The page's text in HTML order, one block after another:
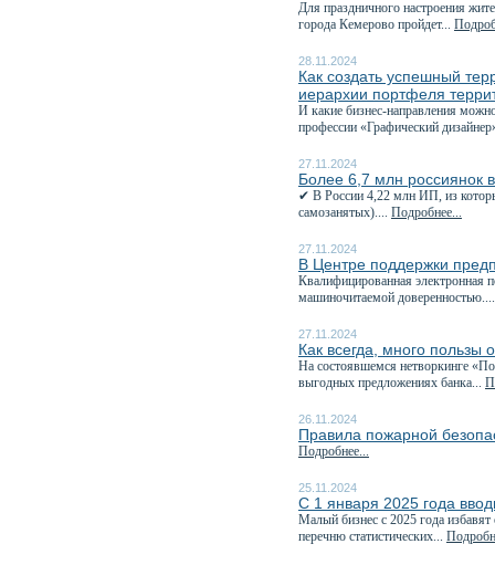
Для праздничного настроения
города Кемерово пройдет...
28.11.2024
Как создать успешный
иерархии портфеля
И какие бизнес-направления
профессии «Графический
27.11.2024
Более 6,7 млн россиянок
✔ В России 4,22 млн ИП, из
самозанятых).... Подробнее...
27.11.2024
В Центре поддержки
Квалифицированная электронная
машиночитаемой
27.11.2024
Как всегда, много пользы
На состоявшемся нетворкинге
выгодных предложениях банка...
26.11.2024
Правила пожарной
Подробнее...
25.11.2024
С 1 января 2025 года
Малый бизнес с 2025 года избавят
перечню статистических...